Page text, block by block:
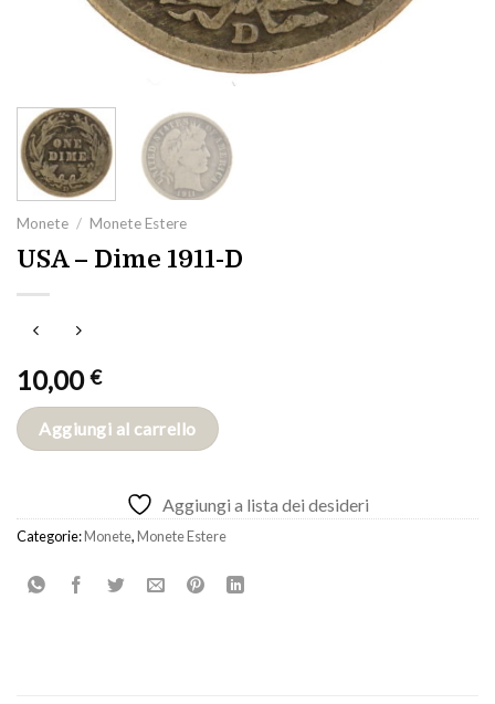
Monete / Monete Estere
USA – Dime 1911-D
10,00€
Aggiungi al carrello
Aggiungi a lista dei desideri
Categorie:Monete,Monete Estere